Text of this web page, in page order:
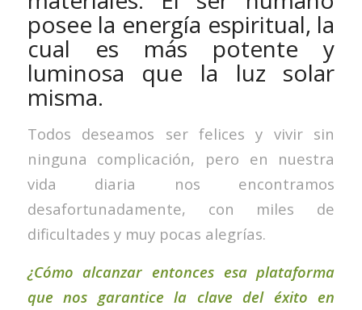
posee la energía espiritual, la
cual es más potente y
luminosa que la luz solar
misma.
Todos deseamos ser felices y vivir sin
ninguna complicación, pero en nuestra
vida diaria nos encontramos
desafortunadamente, con miles de
dificultades y muy pocas alegrías.
¿Cómo alcanzar entonces esa plataforma
que nos garantice la clave del éxito en